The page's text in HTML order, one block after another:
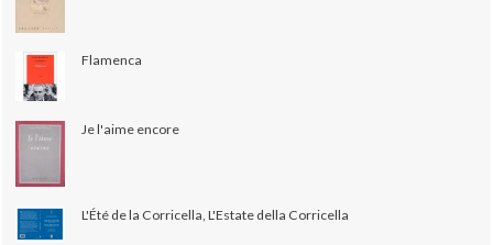
Flamenca
Je l'aime encore
L'Été de la Corricella, L'Estate della Corricella